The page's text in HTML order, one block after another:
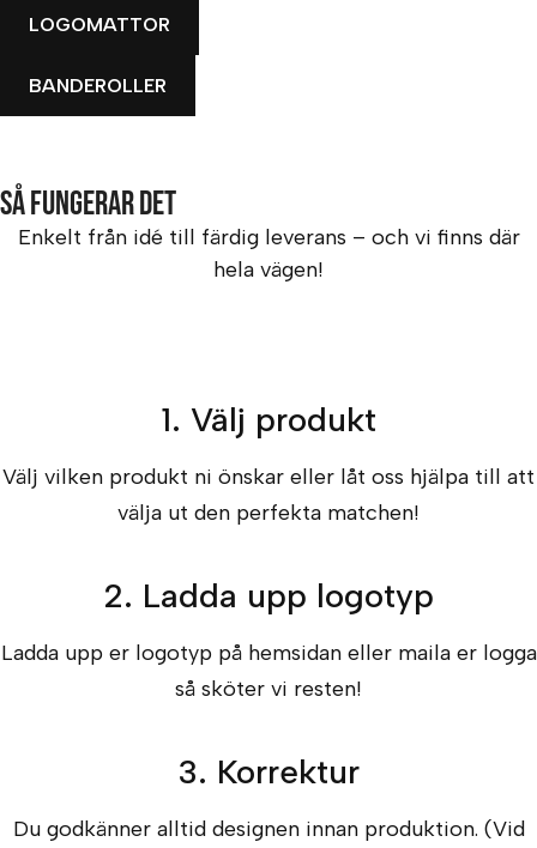
LOGOMATTOR
BANDEROLLER
Så fungerar det
Enkelt från idé till färdig leverans – och vi finns där
hela vägen!
1. Välj produkt
Välj vilken produkt ni önskar eller låt oss hjälpa till att
välja ut den perfekta matchen!
2. Ladda upp logotyp
Ladda upp er logotyp på hemsidan eller maila er logga
så sköter vi resten!
3. Korrektur
Du godkänner alltid designen innan produktion. (Vid